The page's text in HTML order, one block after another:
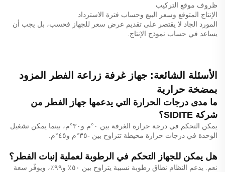
ظروف موقع التركيب
الإنتاج المتوقع وسعر البيع وحساب فترة الاسترداد
المورد الجاد لا يقتصر على تقديم عرض سعر للجهاز فحسب، بل يجب أن
يساعد في حساب نموذج الإنتاج.
الأسئلة الشائعة: جهاز غرفة زراعة الفطر المزود
بمضخة حرارية
ما مدى درجات الحرارة التي يدعمها جهاز الفطر من
شركة SIDITE؟
يمكن التحكم في درجة حرارة الغرفة بين ٠°م و٣٠°م، بينما يمكن تشغيل
الوحدة في درجات حرارة محيطة تتراوح بين -٣٥°م و٤٥°م.
هل يمكن للجهاز التحكم في الرطوبة لعملية إنبات الفطر؟
نعم. يدعم النظام نطاق رطوبة نسبية يتراوح بين ٥٠٪ و٩٩٪، ويوفّر سعة